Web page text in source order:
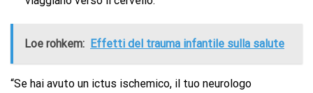
Loe rohkem: Effetti del trauma infantile sulla salute
“Se hai avuto un ictus ischemico, il tuo neurologo